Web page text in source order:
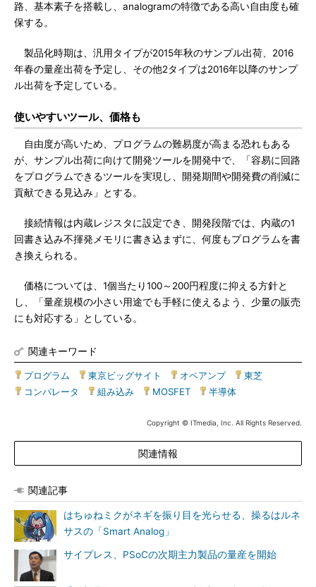
路、基本素子を搭載し、analogramの特徴である高い自由度も確
保する。
製品化時期は、汎用タイプが2015年秋のサンプル出荷、2016
年春の量産出荷を予定し、その他2タイプは2016年以降のサンプ
ル出荷を予定している。
使いやすいツール、価格も
自由度が高いため、プログラムの難易度が高まる恐れもある
が、サンプル出荷に向けて開発ツールを開発中で、「容易に回路
をプログラムできるツールを実現し、開発期間や開発費の削減に
貢献できる見込み」とする。
接続情報は内蔵レジスタに設定でき、開発段階では、内蔵の1
回書き込み不揮発メモリに書き込まずに、何度もプログラムを書
き換えられる。
価格については、1個当たり100～200円程度に抑える方針と
し、「量産規模の小さい用途でも手軽に使えるよう、少量の販売
にも対応する」としている。
関連キーワード
プログラム 東京ビッグサイト オペアンプ| 東芝
コンパレータ
組み込み MOSFET 半導体
Copyright © ITmedia, Inc. All Rights Reserved.
関連情報
関連記事
はちゅねミクがネギを振り目を光らせる、操るはルネ
サスの「Smart Analog」
サイプレス、PSoCの次期主力製品の量産を開始